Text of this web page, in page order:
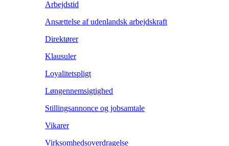
Arbejdstid
Ansættelse af udenlandsk arbejdskraft
Direktører
Klausuler
Loyalitetspligt
Løngennemsigtighed
Stillingsannonce og jobsamtale
Vikarer
Virksomhedsoverdragelse